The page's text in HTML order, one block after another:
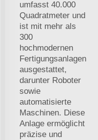
umfasst 40.000
Quadratmeter und
ist mit mehr als
300
hochmodernen
Fertigungsanlagen
ausgestattet,
darunter Roboter
sowie
automatisierte
Maschinen. Diese
Anlage ermöglicht
präzise und